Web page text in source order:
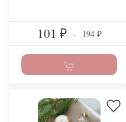
101 ₽ – 194 ₽